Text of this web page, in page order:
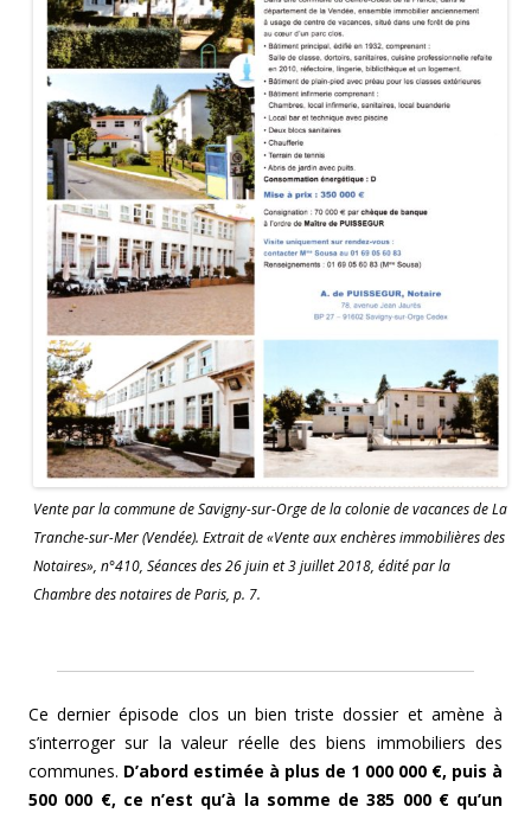
Vente par la commune de Savigny-sur-Orge de la colonie de vacances de La
Tranche-sur-Mer (Vendée). Extrait de «Vente aux enchères immobilières des
Notaires», n°410, Séances des 26 juin et 3 juillet 2018, édité par la
Chambre des notaires de Paris, p. 7.
Ce dernier épisode clos un bien triste dossier et amène à
s’interroger sur la valeur réelle des biens immobiliers des
communes. D’abord estimée à plus de 1 000 000 €, puis à
500 000 €, ce n’est qu’à la somme de 385 000 € qu’un